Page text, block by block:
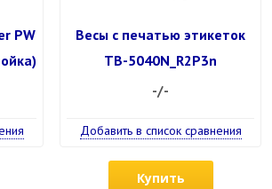
PW
Весы с печатью этикеток
ТВ-5040N_R2P3n
-/-
Добавить в список сравнения
Купить